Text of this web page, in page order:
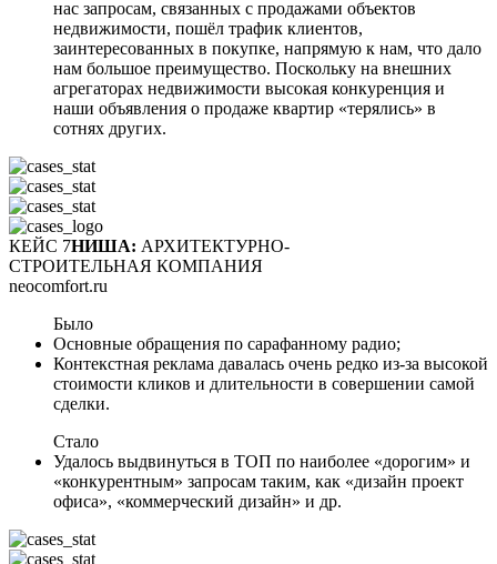
нас запросам, связанных с продажами объектов
недвижимости, пошёл трафик клиентов,
заинтересованных в покупке, напрямую к нам, что дало
нам большое преимущество. Поскольку на внешних
агрегаторах недвижимости высокая конкуренция и
наши объявления о продаже квартир «терялись» в
сотнях других.
КЕЙС 7НИША: АРХИТЕКТУРНО-
СТРОИТЕЛЬНАЯ КОМПАНИЯ
neocomfort.ru
Было
Основные обращения по сарафанному радио;
Контекстная реклама давалась очень редко из-за высокой
стоимости кликов и длительности в совершении самой
сделки.
Стало
Удалось выдвинуться в ТОП по наиболее «дорогим» и
«конкурентным» запросам таким, как «дизайн проект
офиса», «коммерческий дизайн» и др.